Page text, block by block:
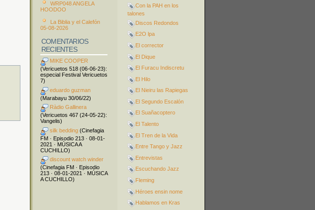
Con la PAH en los
talones
Discos Redondos
E2O lpa
El corrector
El Dique
El Furacu Indiscretu
El Hilo
El Nieiru las Rapiegas
El Segundo Escalón
El Suañacoptero
El Talento
El Tren de la Vida
Entre Tango y Jazz
Entrevistas
Escuchando Jazz
Fleming
Héroes ensin nome
Hablamos en Kras
WRP048 ANGELA
HOODOO
La Biblia y el Calefón
05-08-2026
COMENTARIOS
RECIENTES
MIKE COOPER
(Vericuetos 518 (06-06-23):
especial Festival Vericuetos
7)
eduardo guzman
(Marabayu 30/06/22)
Ràdio Gallinera
(Vericuetos 467 (24-05-22):
Vangelis)
silk bedding (Cinefagia
FM · Episodio 213 · 08-01-
2021 · MÚSICA A
CUCHILLO)
discount watch winder
(Cinefagia FM · Episodio
213 · 08-01-2021 · MÚSICA
A CUCHILLO)